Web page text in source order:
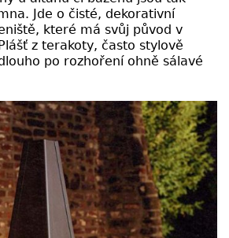
Jde o čisté, dekorativní
které má svůj původ v
z terakoty, často stylově
po rozhoření ohně sálavé